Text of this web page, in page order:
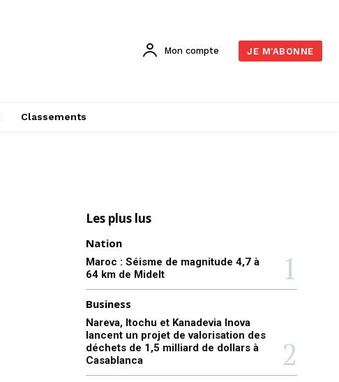
Mon compte JE M'ABONNE
Classements
Les plus lus
Nation
Maroc : Séisme de magnitude 4,7 à
64 km de Midelt
Business
Nareva, Itochu et Kanadevia Inova
lancent un projet de valorisation des
déchets de 1,5 milliard de dollars à
Casablanca